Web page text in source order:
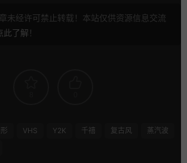
未经许可禁止转载！本站仅供资源信息交流
此了解 ！
VHS Y2K 千禧 复古风
蒸汽波